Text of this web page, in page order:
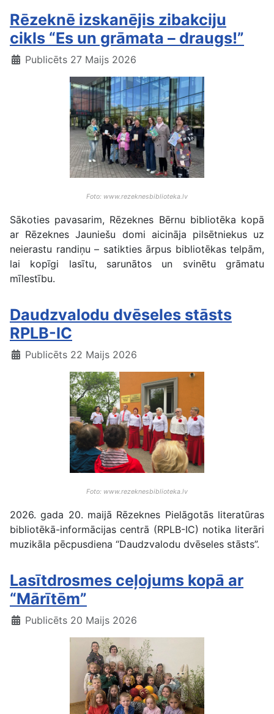
Rēzeknē izskanējis zibakciju
cikls “Es un grāmata – draugs!”
Publicēts 27 Maijs 2026
Foto: www.rezeknesbiblioteka.lv
Sākoties pavasarim, Rēzeknes Bērnu bibliotēka kopā
ar Rēzeknes Jauniešu domi aicināja pilsētniekus uz
neierastu randiņu – satikties ārpus bibliotēkas telpām,
lai kopīgi lasītu, sarunātos un svinētu grāmatu
mīlestību.
Daudzvalodu dvēseles stāsts
RPLB-IC
Publicēts 22 Maijs 2026
Foto: www.rezeknesbiblioteka.lv
2026. gada 20. maijā Rēzeknes Pielāgotās literatūras
bibliotēkā-informācijas centrā (RPLB-IC) notika literāri
muzikāla pēcpusdiena “Daudzvalodu dvēseles stāsts”.
Lasītdrosmes ceļojums kopā ar
“Mārītēm”
Publicēts 20 Maijs 2026